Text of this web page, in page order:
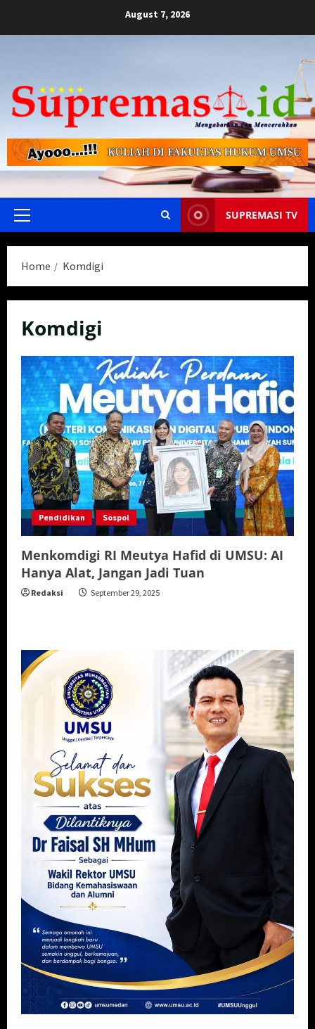
August 7, 2026
Primary
SUPREMASI TV
Home Komdigi
Komdigi
Pendidikan Sospol
Menkomdigi RI Meutya Hafid di UMSU: AI
Hanya Alat, Jangan Jadi Tuan
Redaksi September 29, 2025